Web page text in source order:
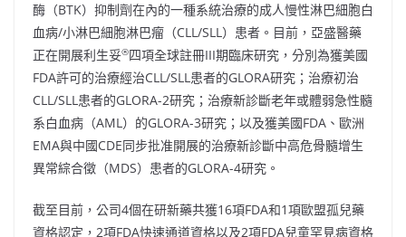
酶（BTK）抑制劑在內的一種系統治療的成人慢性淋巴細胞白
血病/小淋巴細胞淋巴瘤（CLL/SLL）患者。目前，亞盛醫藥
正在開展利生妥®四項全球註冊III期臨床研究，分別為獲美國
FDA許可的治療經治CLL/SLL患者的GLORA研究；治療初治
CLL/SLL患者的GLORA-2研究；治療新診斷老年或體弱急性髓
系白血病（AML）的GLORA-3研究；以及獲美國FDA、歐洲
EMA與中國CDE同步批准開展的治療新診斷中高危骨髓增生
異常綜合徵（MDS）患者的GLORA-4研究。
截至目前，公司4個在研新藥共獲16項FDA和1項歐盟孤兒藥
資格認定，2項FDA快速通道資格以及2項FDA兒童罕見病資格